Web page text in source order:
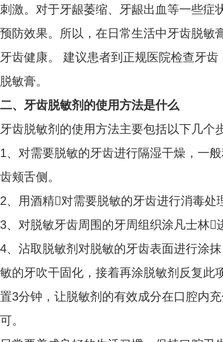
刺激。对于牙龈萎缩、牙龈出血等一些症
预防效果。所以，在日常生活中牙齿脱敏
牙齿健康。 建议患者到正规医院检查牙
脱敏膏。
二、牙齿脱敏剂的使用方法是什么
牙齿脱敏剂的使用方法主要包括以下几个
1、对需要脱敏的牙齿进行隔湿干燥，一
齿颊舌侧。
2、用酒精对需要脱敏的牙齿进行消毒处
3、对脱敏牙齿周围的牙周组织涂凡士林
4、沾取脱敏剂对脱敏的牙齿表面进行涂
敏的牙吹干固化，接着再涂脱敏剂反复此
置3分钟，让脱敏剂的有效成分在口腔内
可。